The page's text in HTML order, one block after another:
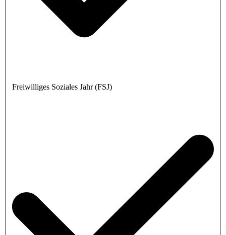
Freiwilliges Soziales Jahr (FSJ)